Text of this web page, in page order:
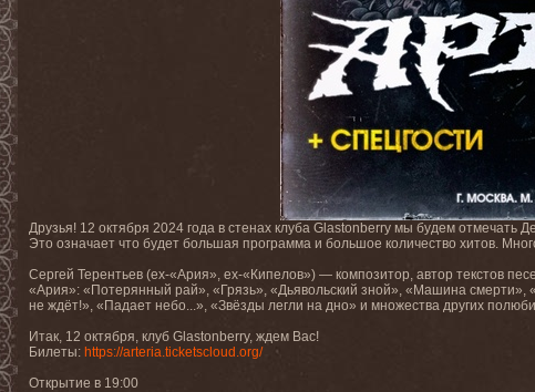
Друзья! 12 октября 2024 года в стенах клуба Glastonberry мы будем
Это означает что будет большая программа и большое количество хитов.
Сергей Терентьев (ex-«Ария», ex-«Кипелов») — композитор, автор текстов
«Ария»: «Потерянный рай», «Грязь», «Дьявольский зной», «Машина
не ждёт!», «Падает небо...», «Звёзды легли на дно» и множества других
Итак, 12 октября, клуб Glastonberry, ждем Вас!
Билеты: https://arteria.ticketscloud.org/
Открытие в 19:00